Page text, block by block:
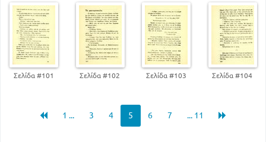
Σελίδα #101 Σελίδα #102 Σελίδα #103 Σελίδα #104
1 ... 3 4 5 6 7 ... 11